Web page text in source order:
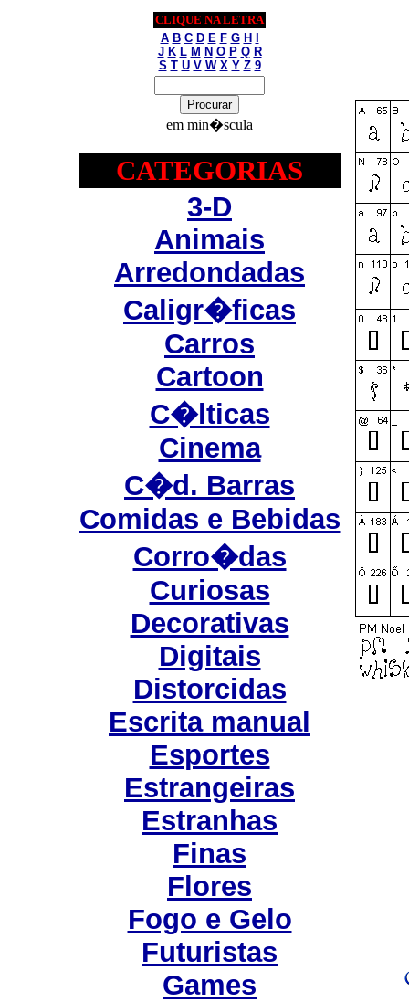
CLIQUE NA LETRA
A B C D E F G H
J K L M N O P Q R
S T U V W X Y Z 9
em min�scula
CATEGORIAS
3-D
Animais
Arredondadas
Caligr�ficas
Carros
Cartoon
C�lticas
Cinema
C�d. Barras
Comidas e Bebidas
Corro�das
Curiosas
Decorativas
Digitais
Distorcidas
Escrita manual
Esportes
Estrangeiras
Estranhas
Finas
Flores
Fogo e Gelo
Futuristas
Games